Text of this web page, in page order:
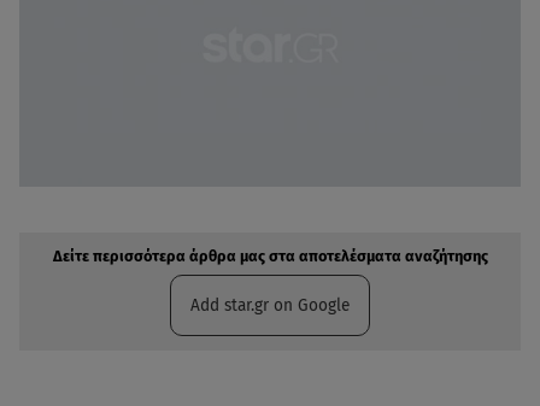
Δείτε περισσότερα άρθρα μας στα αποτελέσματα αναζήτησης
Add star.gr on Google